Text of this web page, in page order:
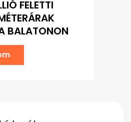
FELETTI
BALATONON